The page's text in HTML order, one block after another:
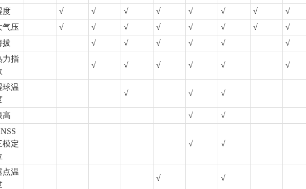
度
√ √ √ √ √ √ √ √
气压
√ √ √ √ √ √ √ √
拔
√ √ √ √ √ √
力指
√ √ √ √ √ √
球温
√ √ √
高 √ √
模定
√ √
点温
√ √